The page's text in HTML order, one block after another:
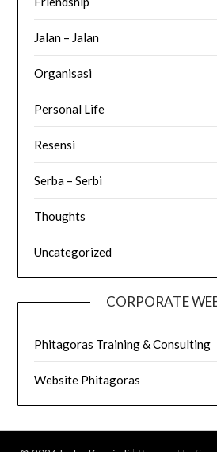
Jalan – Jalan
Organisasi
Personal Life
Resensi
Serba – Serbi
Thoughts
Uncategorized
CORPORATE
Phitagoras Training & Consulting
Website Phitagoras